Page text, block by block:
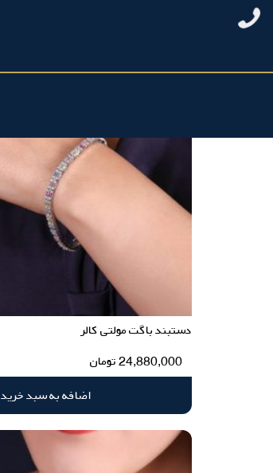
دستبند باگت مولتی کالر
24,880,000تومان
اضافه به سبد خرید